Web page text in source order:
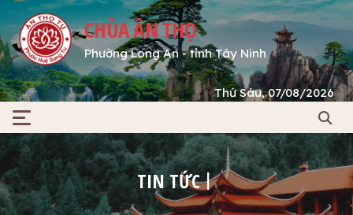
CHÙA ÂN THỌ
Phường Long An - tỉnh Tây Ninh
Thứ Sáu, 07/08/2026
TIN TỨC